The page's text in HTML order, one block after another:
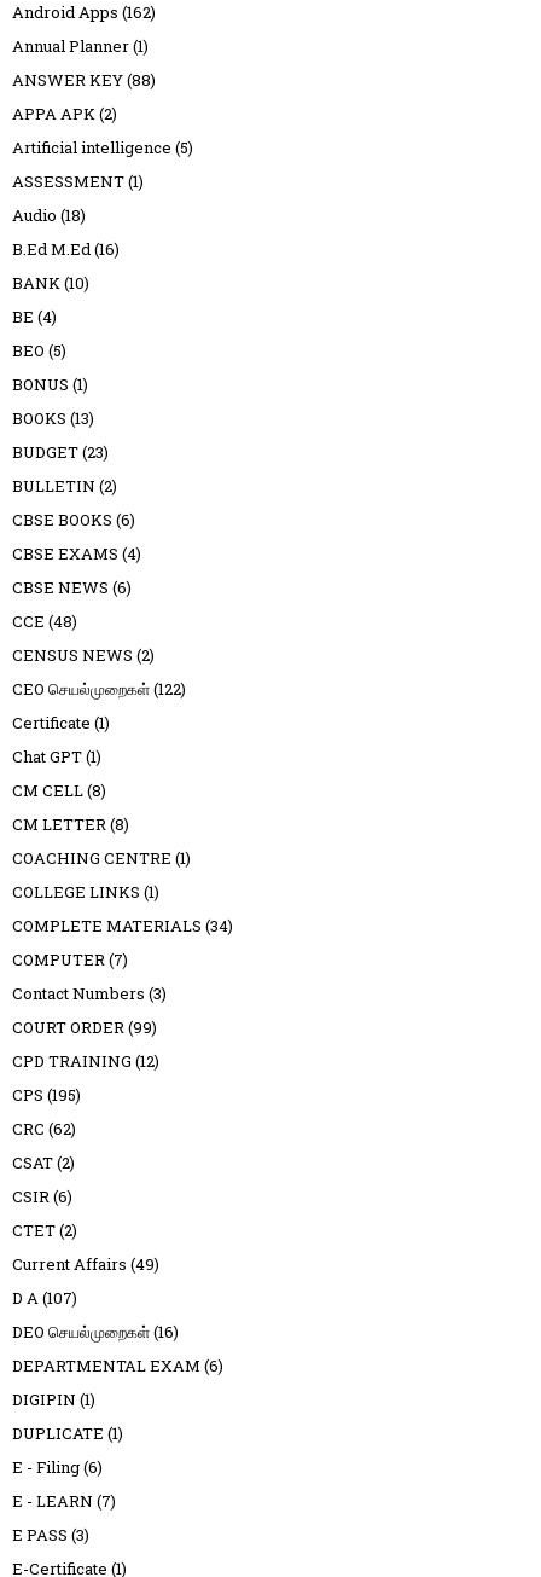
Android Apps (162)
Annual Planner(1)
ANSWER KEY(88)
APPA APK(2)
Artificial intelligence (5)
ASSESSMENT(1)
Audio (18)
B.Ed M.Ed(16)
BANK(10)
BE (4)
BEO (5)
BONUS (1)
BOOKS (13)
BUDGET(23)
BULLETIN (2)
CBSE BOOKS (6)
CBSE EXAMS (4)
CBSE NEWS (6)
CCE (48)
CENSUS NEWS (2)
CEO செயல்முறைகள்(122)
Certificate (1)
Chat GPT(1)
CM CELL(8)
CM LETTER(8)
COACHING CENTRE (1)
COLLEGE LINKS (1)
COMPLETE MATERIALS (34)
COMPUTER(7)
Contact Numbers (3)
COURT ORDER(99)
CPD TRAINING (12)
CPS (195)
CRC (62)
CSAT(2)
CSIR(6)
CTET(2)
Current Affairs (49)
D A(107)
DEO செயல்முறைகள்(16)
DEPARTMENTAL EXAM (6)
DIGIPIN (1)
DUPLICATE (1)
E - Filing(6)
E - LEARN (7)
E PASS (3)
E-Certificate (1)